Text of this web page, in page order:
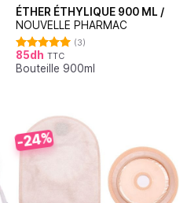
ÉTHER ÉTHYLIQUE 900 ML /
NOUVELLE PHARMAC
Note5.00
sur 5
(3)
85dh TTC
Bouteille 900ml
-24%